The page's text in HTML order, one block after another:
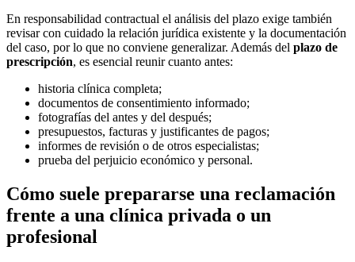
En responsabilidad contractual el análisis del plazo exige también
revisar con cuidado la relación jurídica existente y la documentación
del caso, por lo que no conviene generalizar. Además del plazo de
prescripción, es esencial reunir cuanto antes:
historia clínica completa;
documentos de consentimiento informado;
fotografías del antes y del después;
presupuestos, facturas y justificantes de pagos;
informes de revisión o de otros especialistas;
prueba del perjuicio económico y personal.
Cómo suele prepararse una reclamación
frente a una clínica privada o un
profesional